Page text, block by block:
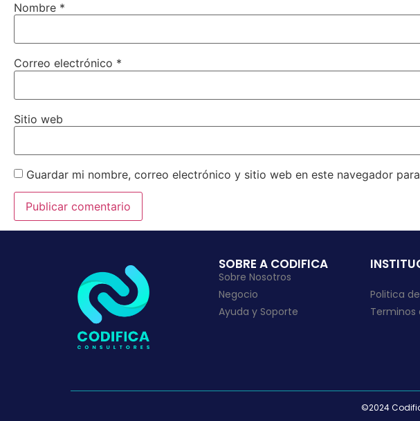
Nombre *
Correo electrónico *
Sitio web
Guardar mi nombre, correo electrónico y sitio web en este navegador
SOBRE A CODIFICA
Sobre Nosotros
Negocio
Ayuda y Soporte
Politica
Terminos
©2024